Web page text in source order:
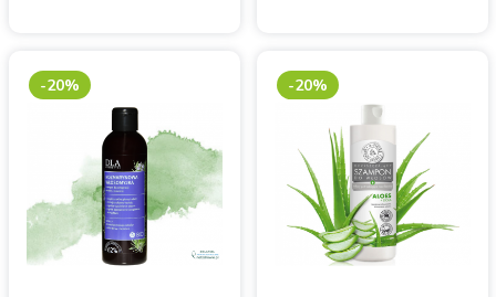
witaminy B3 i E, jest
doskonałym wyborem dla
wszystkich, którzy chcą
zadbać o zdrowie i piękno
swoich włosów.
-20% -20%